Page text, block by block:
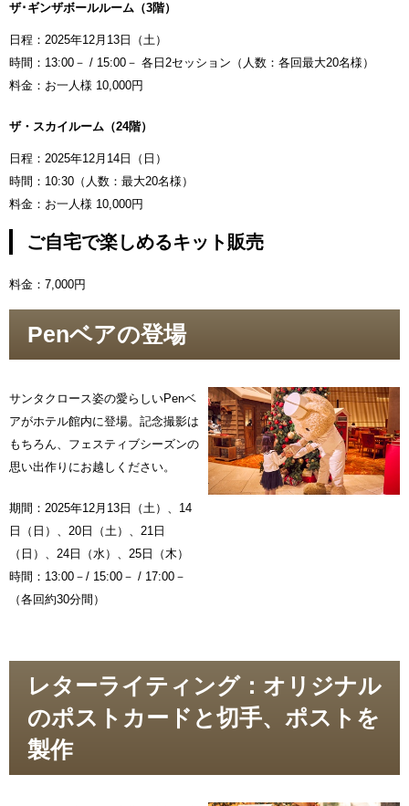
ザ･ギンザボールルーム（3階）
日程：2025年12月13日（土）
時間：13:00－ / 15:00－ 各日2セッション（人数：各回最大20名様）
料金：お一人様 10,000円
ザ・スカイルーム（24階）
日程：2025年12月14日（日）
時間：10:30（人数：最大20名様）
料金：お一人様 10,000円
ご自宅で楽しめるキット販売
料金：7,000円
Penベアの登場
サンタクロース姿の愛らしいPenベ
アがホテル館内に登場。記念撮影は
もちろん、フェスティブシーズンの
思い出作りにお越しください。
期間：2025年12月13日（土）、14
日（日）、20日（土）、21日
（日）、24日（水）、25日（木）
時間：13:00－/ 15:00－ / 17:00－
（各回約30分間）
レターライティング：オリジナル
のポストカードと切手、ポストを
製作